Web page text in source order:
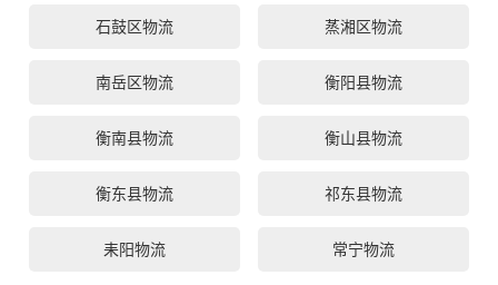
石鼓区物流 蒸湘区物流
南岳区物流 衡阳县物流
衡南县物流 衡山县物流
衡东县物流 祁东县物流
耒阳物流 常宁物流